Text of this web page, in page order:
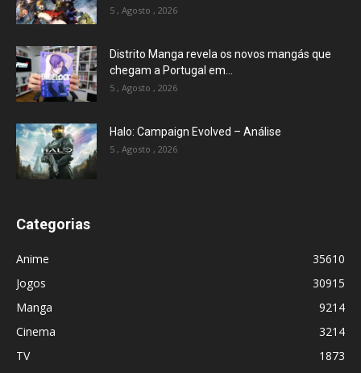
5 , Agosto , 2026
Distrito Manga revela os novos mangás que
chegam a Portugal em...
5 , Agosto , 2026
Halo: Campaign Evolved – Análise
5 , Agosto , 2026
Categorias
Anime
35610
Jogos
30915
Manga
9214
Cinema
3214
TV
1873